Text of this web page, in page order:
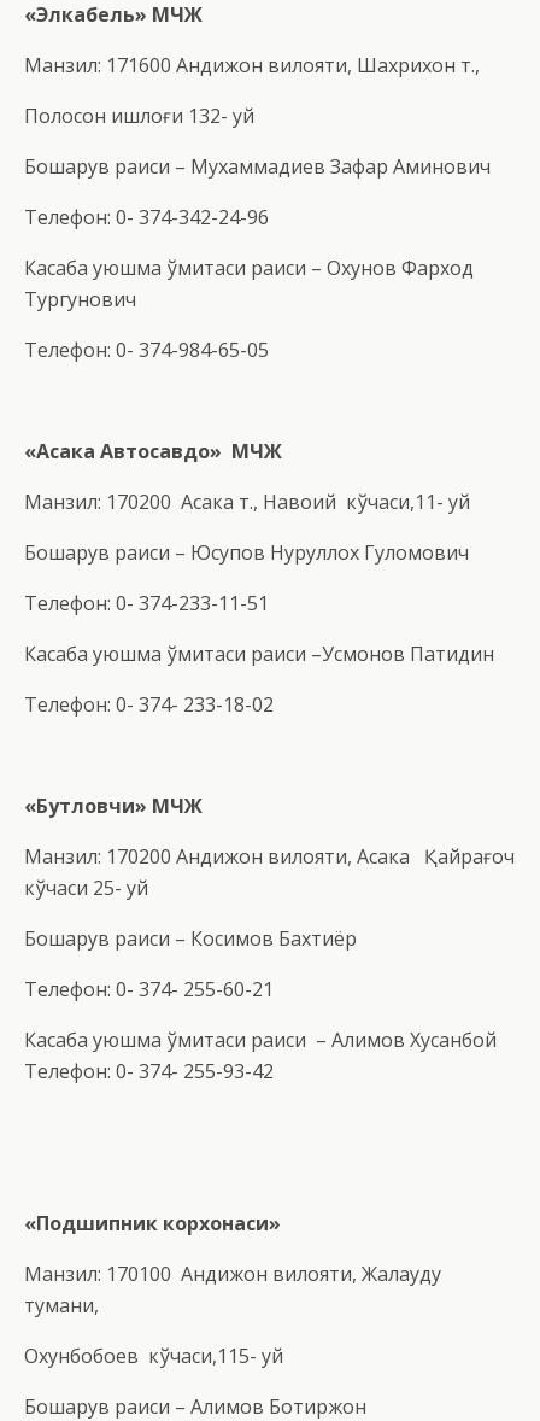
«Элкабель» МЧЖ
Манзил: 171600 Андижон вилояти, Шахрихон т.,
Полосон қишлоғи 132- уй
Бошқарув раиси – Мухаммадиев Зафар Аминович
Телефон: 0- 374-342-24-96
Касаба уюшма қўмитаси раиси – Охунов Фарход
Тургунович
Телефон: 0- 374-984-65-05
«Асака Автосавдо» МЧЖ
Манзил: 170200 Асака т., Навоий кўчаси,11- уй
Бошқарув раиси – Юсупов Нуруллох Гуломович
Телефон: 0- 374-233-11-51
Касаба уюшма қўмитаси раиси –Усмонов Патидин
Телефон: 0- 374- 233-18-02
«Бутловчи» МЧЖ
Манзил: 170200 Андижон вилояти, Асака Қайрағоч
кўчаси 25- уй
Бошқарув раиси – Косимов Бахтиёр
Телефон: 0- 374- 255-60-21
Касаба уюшма қўмитаси раиси – Алимов Хусанбой
Телефон: 0- 374- 255-93-42
«Подшипник корхонаси»
Манзил: 170100 Андижон вилояти, Жалақудуқ
тумани,
Охунбобоев кўчаси,115- уй
Бошқарув раиси – Алимов Ботиржон